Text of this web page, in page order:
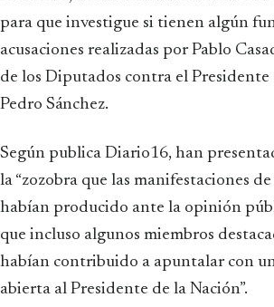
para que investigue si tienen algún
acusaciones realizadas por Pablo
de los Diputados contra el
Pedro Sánchez.
Según publica Diario16, han
la “zozobra que las manifestaciones
habían producido ante la opinión
que incluso algunos miembros
habían contribuido a apuntalar con
abierta al Presidente de la Nación”.